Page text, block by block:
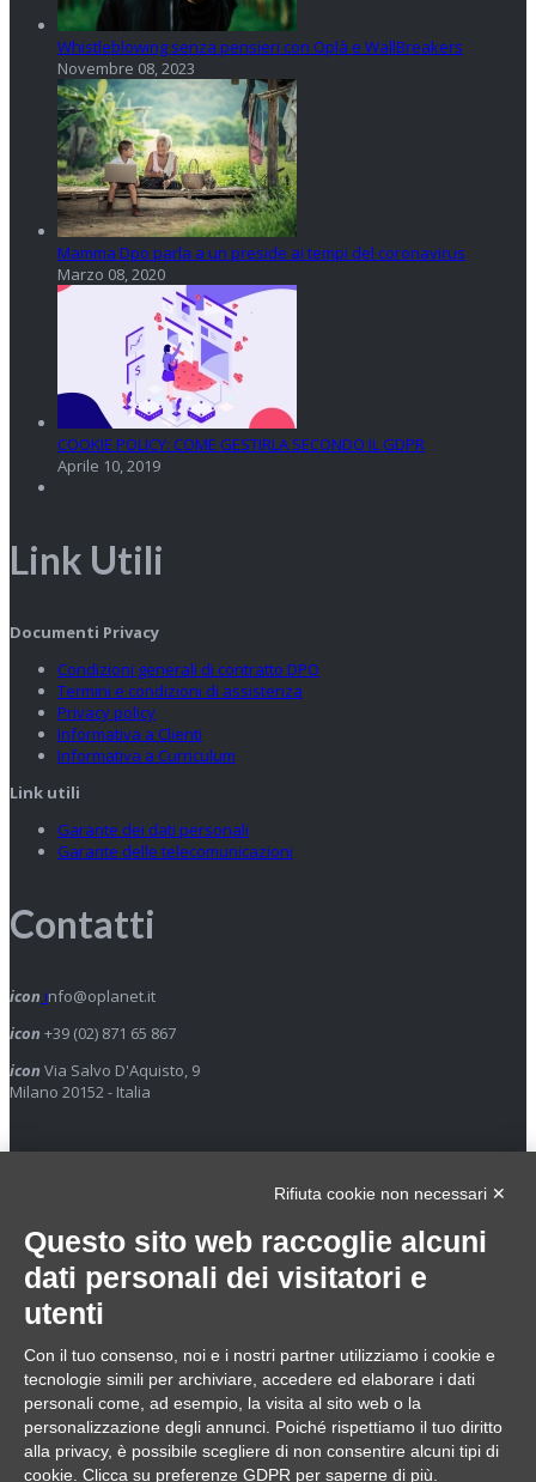
Whistleblowing senza pensieri con Oplà e WallBreakers
Novembre 08, 2023
Mamma Dpo parla a un preside ai tempi del coronavirus
Marzo 08, 2020
COOKIE POLICY: COME GESTIRLA SECONDO IL GDPR
Aprile 10, 2019
Link Utili
Documenti Privacy
Condizioni generali di contratto DPO
Termini e condizioni di assistenza
Privacy policy
Informativa a Clienti
Informativa a Curriculum
Link utili
Garante dei dati personali
Garante delle telecomunicazioni
Contatti
icon info@oplanet.it
icon +39 (02) 871 65 867
icon Via Salvo D'Aquisto, 9
Milano 20152 - Italia
Orario di apertura
Dal Lunedì al Venerdì
Pomeriggio : 14.30 / 18.30
Domenica e festivi solo su reperibilità
Rifiuta cookie non necessari ✕
Questo sito web raccoglie alcuni
dati personali dei visitatori e
utenti
Con il tuo consenso, noi e i nostri partner utilizziamo i cookie e
tecnologie simili per archiviare, accedere ed elaborare i dati
personali come, ad esempio, la visita al sito web o la
personalizzazione degli annunci. Poiché rispettiamo il tuo diritto
alla privacy, è possibile scegliere di non consentire alcuni tipi di
cookie. Clicca su preferenze GDPR per saperne di più.